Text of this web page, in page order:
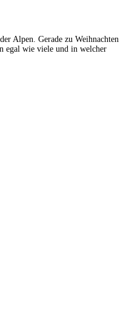
Alpen. Gerade zu Weihnachten
egal wie viele und in welcher